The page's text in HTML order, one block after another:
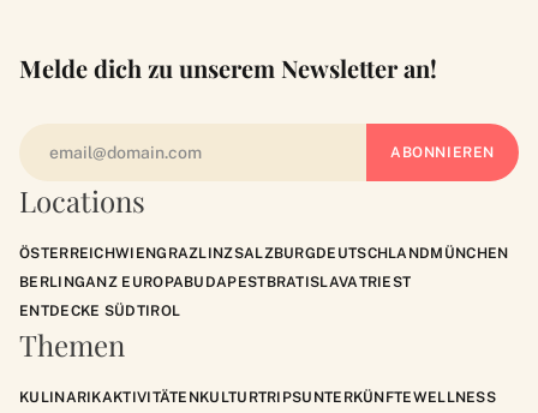
Locations
ÖSTERREICHWIENGRAZLINZSALZBURGDEUTSCHLANDMÜNCHEN
BERLINGANZ EUROPABUDAPESTBRATISLAVATRIEST
ENTDECKE SÜDTIROL
Themen
KULINARIKAKTIVITÄTENKULTURTRIPSUNTERKÜNFTEWELLNESS
Melde dich zu unserem Newsletter an!